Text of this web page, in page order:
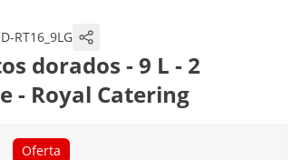
RT16_9LG
dorados - 9 L - 2
- Royal Catering
Oferta